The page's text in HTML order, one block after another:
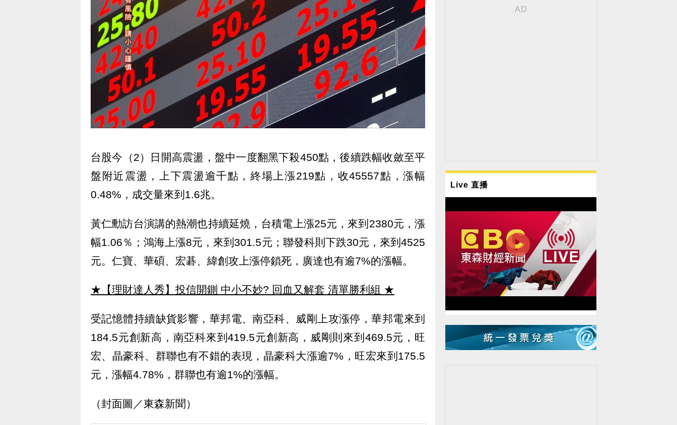
台股今（2）日開高震盪，盤中一度翻黑下殺450點，後續跌幅收斂至平
盤附近震盪，上下震盪逾千點，終場上漲219點，收45557點，漲幅
0.48%，成交量來到1.6兆。
黃仁勳訪台演講的熱潮也持續延燒，台積電上漲25元，來到2380元，漲
幅1.06％；鴻海上漲8元，來到301.5元；聯發科則下跌30元，來到4525
元。仁寶、華碩、宏碁、緯創攻上漲停鎖死，廣達也有逾7%的漲幅。
★【理財達人秀】投信開鍘 中小不妙? 回血又解套 清單勝利組 ★
受記憶體持續缺貨影響，華邦電、南亞科、威剛上攻漲停，華邦電來到
184.5元創新高，南亞科來到419.5元創新高，威剛則來到469.5元，旺
宏、晶豪科、群聯也有不錯的表現，晶豪科大漲逾7%，旺宏來到175.5
元，漲幅4.78%，群聯也有逾1%的漲幅。
（封面圖／東森新聞）
Live 直播